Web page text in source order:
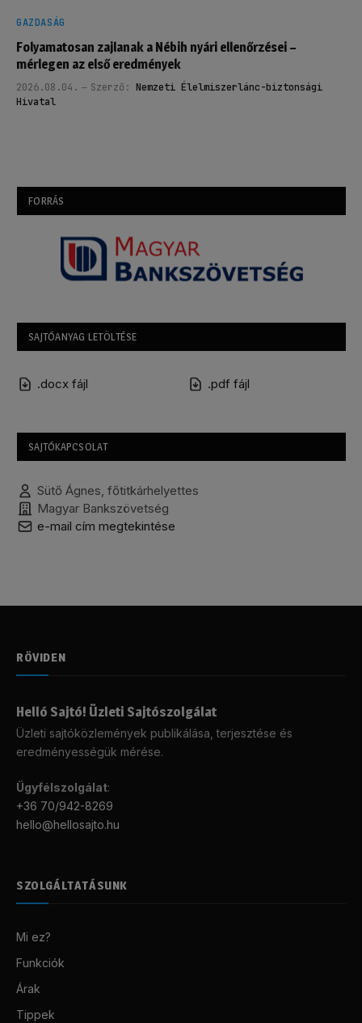
GAZDASÁG
Folyamatosan zajlanak a Nébih nyári ellenőrzései –
mérlegen az első eredmények
2026.08.04. Szerző: Nemzeti Élelmiszerlánc-biztonsági
Hivatal
FORRÁS
SAJTÓANYAG LETÖLTÉSE
.docx fájl .pdf fájl
SAJTÓKAPCSOLAT
Sütő Ágnes, főtitkárhelyettes
Magyar Bankszövetség
e-mail cím megtekintése
RÖVIDEN
Helló Sajtó! Üzleti Sajtószolgálat
Üzleti sajtóközlemények publikálása, terjesztése és
eredményességük mérése.
Ügyfélszolgálat:
+36 70/942-8269
hello@hellosajto.hu
SZOLGÁLTATÁSUNK
Mi ez?
Funkciók
Árak
Tippek